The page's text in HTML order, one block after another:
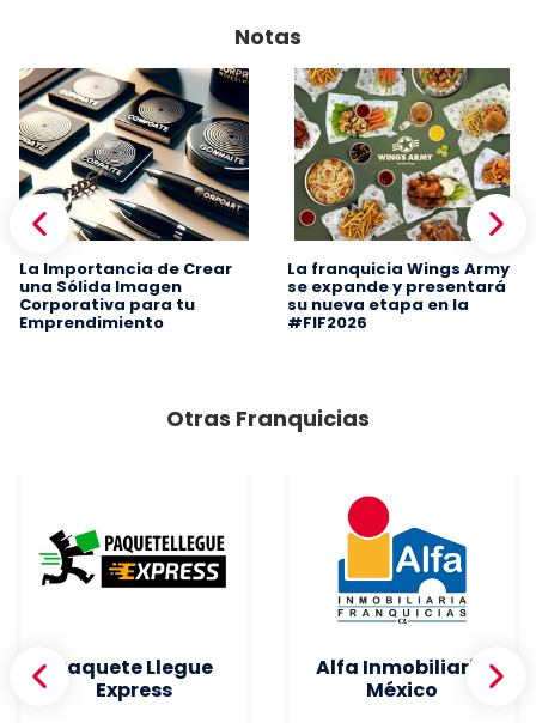
Notas
La Importancia de Crear
una Sólida Imagen
Corporativa para tu
Emprendimiento
La franquicia Wings Army
se expande y presentará
su nueva etapa en la
#FIF2026
Otras Franquicias
Paquete Llegue
Express
Alfa Inmobiliaria
México